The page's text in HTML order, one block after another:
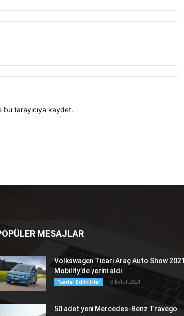
tarayıcıya kaydet.
MESAJLAR
Volkswagen Ticari Araç Auto Show 2021
Mobility’de yerini aldı
Fuarlar Etkinlikler 13 Eylül 2021
50 adet yeni Mercedes-Benz Travego